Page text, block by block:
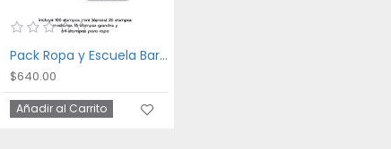
Pack Ropa y Escuela Barca
$640.00
Añadir al Carrito